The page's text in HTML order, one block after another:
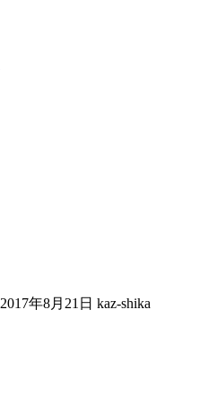
2017年8月21日 kaz-shika